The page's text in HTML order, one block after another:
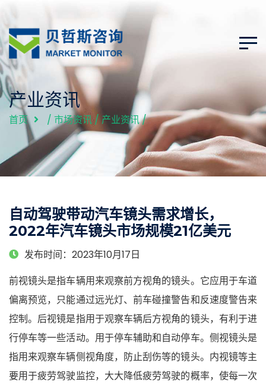
产业资讯
首页 / 市场资讯/产业资讯/
自动驾驶带动汽车镜头需求增长，
2022年汽车镜头市场规模21亿美元
发布时间：2023年10月17日
前视镜头是指车辆用来观察前方视角的镜头。它应用于车道
偏离预览，只能通过远光灯、前车碰撞警告和反速度警告来
控制。后视镜是指用于观察车辆后方视角的镜头，有利于进
行停车等一些活动。用于停车辅助和自动停车。侧视镜头是
指用来观察车辆侧视角度，防止刮伤等的镜头。内视镜等主
要用于疲劳驾驶监控，大大降低疲劳驾驶的概率，使每一次